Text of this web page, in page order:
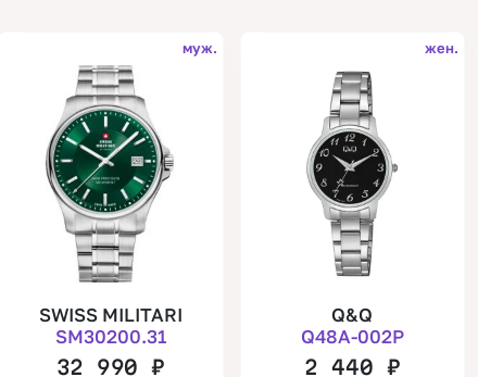
муж.
SWISS MILITARI
SM30200.31
32 990₽
жен.
Q&Q
Q48A-002P
2 440 ₽